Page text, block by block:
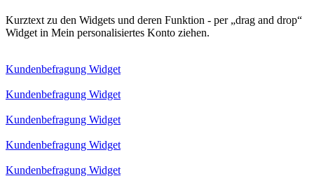
Kurztext zu den Widgets und deren Funktion - per „drag and drop“
Widget in Mein personalisiertes Konto ziehen.
Kundenbefragung Widget
Kundenbefragung Widget
Kundenbefragung Widget
Kundenbefragung Widget
Kundenbefragung Widget